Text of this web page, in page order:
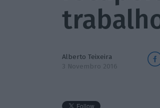
Alberto Teixeira
3 Novembro 2016